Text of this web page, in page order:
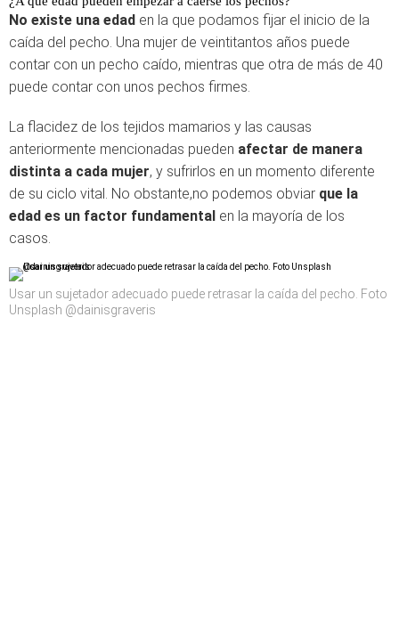
No existe una edad en la que podamos fijar el inicio de la
caída del pecho. Una mujer de veintitantos años puede
contar con un pecho caído, mientras que otra de más de 40
puede contar con unos pechos firmes.
La flacidez de los tejidos mamarios y las causas
anteriormente mencionadas pueden afectar de manera
distinta a cada mujer, y sufrirlos en un momento diferente
de su ciclo vital. No obstante,no podemos obviar que la
edad es un factor fundamental en la mayoría de los
casos.
Usar un sujetador adecuado puede retrasar la caída del pecho. Foto
Unsplash @dainisgraveris